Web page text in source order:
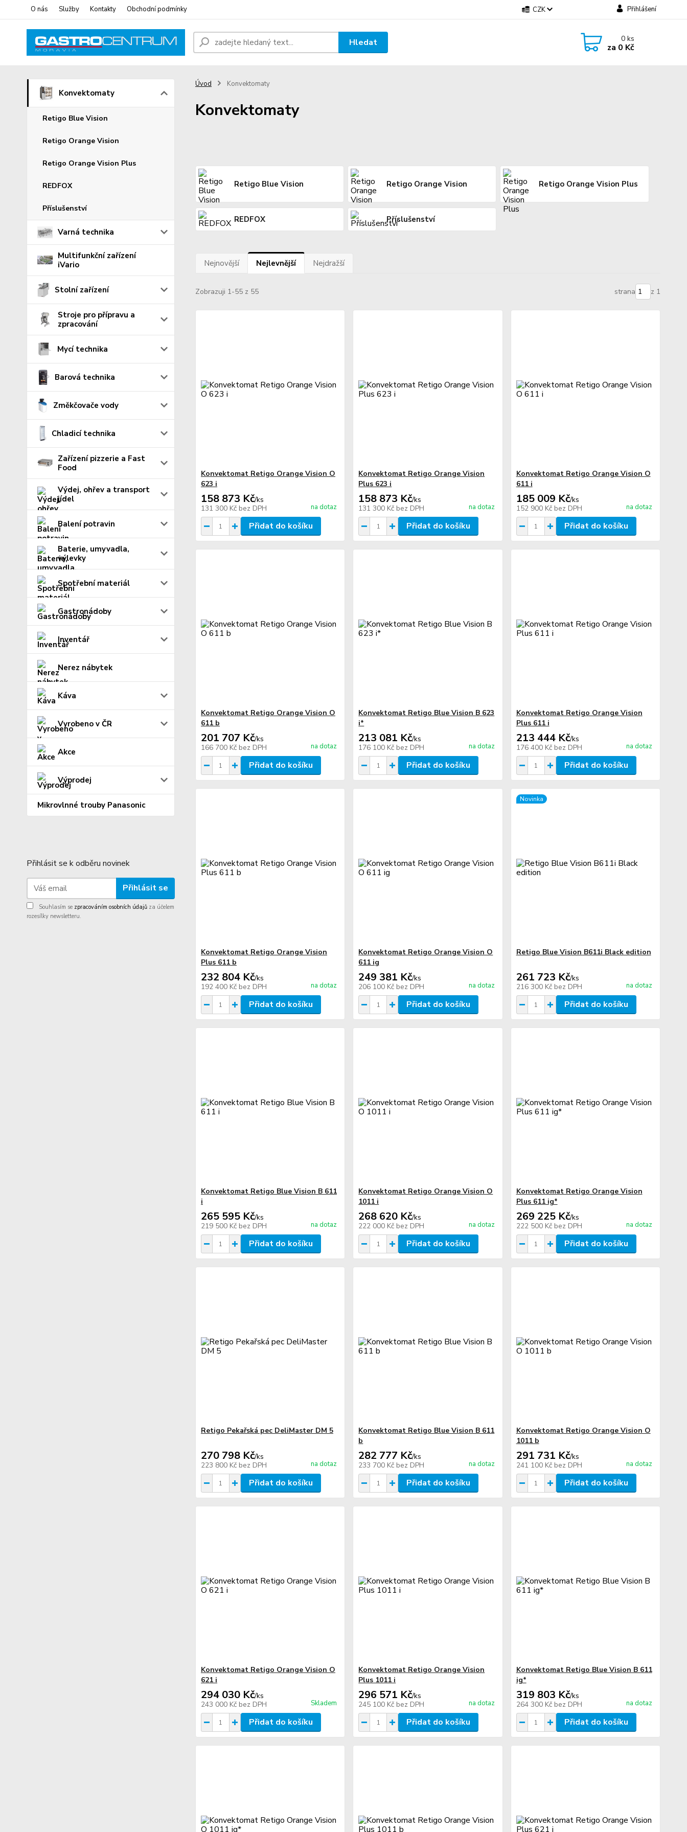
O nás Služby Kontakty Obchodní podmínky CZK Přihlášení
Hledat 0ks
za 0 Kč
Konvektomaty
Retigo Blue Vision
Retigo Orange Vision
Retigo Orange Vision Plus
REDFOX
Příslušenství
Varná technika
Multifunkční zařízení
iVario
Stolní zařízení
Stroje pro přípravu a
zpracování
Mycí technika
Barová technika
Změkčovače vody
Chladicí technika
Zařízení pizzerie a Fast
Food
Výdej, ohřev a transport
jídel
Balení potravin
Baterie, umyvadla,
výlevky
Spotřební materiál
Gastronádoby
Inventář
Nerez nábytek
Káva
Vyrobeno v ČR
Akce
Výprodej
Mikrovlnné trouby Panasonic
Přihlásit se k odběru novinek
Přihlásit se
Souhlasím se zpracováním osobních údajů za účelem
rozesílky newsletteru.
Úvod Konvektomaty
Konvektomaty
Retigo Blue Vision Retigo Orange Vision Retigo Orange Vision Plus
REDFOX Příslušenství
Nejnovější Nejlevnější Nejdražší
Zobrazuji 1-55 z 55 strana z 1
Konvektomat Retigo Orange Vision O
623 i
158 873 Kč/ks
131 300 Kč bez DPH na dotaz
Přidat do košíku
Konvektomat Retigo Orange Vision
Plus 623 i
158 873 Kč/ks
131 300 Kč bez DPH na dotaz
Přidat do košíku
Konvektomat Retigo Orange Vision O
611 i
185 009 Kč/ks
152 900 Kč bez DPH na dotaz
Přidat do košíku
Konvektomat Retigo Orange Vision O
611 b
201 707 Kč/ks
166 700 Kč bez DPH na dotaz
Přidat do košíku
Konvektomat Retigo Blue Vision B 623
i*
213 081 Kč/ks
176 100 Kč bez DPH na dotaz
Přidat do košíku
Konvektomat Retigo Orange Vision
Plus 611 i
213 444 Kč/ks
176 400 Kč bez DPH na dotaz
Přidat do košíku
Konvektomat Retigo Orange Vision
Plus 611 b
232 804 Kč/ks
192 400 Kč bez DPH na dotaz
Přidat do košíku
Konvektomat Retigo Orange Vision O
611 ig
249 381 Kč/ks
206 100 Kč bez DPH na dotaz
Přidat do košíku
Novinka
Retigo Blue Vision B611i Black edition
261 723 Kč/ks
216 300 Kč bez DPH na dotaz
Přidat do košíku
Konvektomat Retigo Blue Vision B 611
i
265 595 Kč/ks
219 500 Kč bez DPH na dotaz
Přidat do košíku
Konvektomat Retigo Orange Vision O
1011 i
268 620 Kč/ks
222 000 Kč bez DPH na dotaz
Přidat do košíku
Konvektomat Retigo Orange Vision
Plus 611 ig*
269 225 Kč/ks
222 500 Kč bez DPH na dotaz
Přidat do košíku
Retigo Pekařská pec DeliMaster DM 5
270 798 Kč/ks
223 800 Kč bez DPH na dotaz
Přidat do košíku
Konvektomat Retigo Blue Vision B 611
b
282 777 Kč/ks
233 700 Kč bez DPH na dotaz
Přidat do košíku
Konvektomat Retigo Orange Vision O
1011 b
291 731 Kč/ks
241 100 Kč bez DPH na dotaz
Přidat do košíku
Konvektomat Retigo Orange Vision O
621 i
294 030 Kč/ks
243 000 Kč bez DPH Skladem
Přidat do košíku
Konvektomat Retigo Orange Vision
Plus 1011 i
296 571 Kč/ks
245 100 Kč bez DPH na dotaz
Přidat do košíku
Konvektomat Retigo Blue Vision B 611
ig*
319 803 Kč/ks
264 300 Kč bez DPH na dotaz
Přidat do košíku